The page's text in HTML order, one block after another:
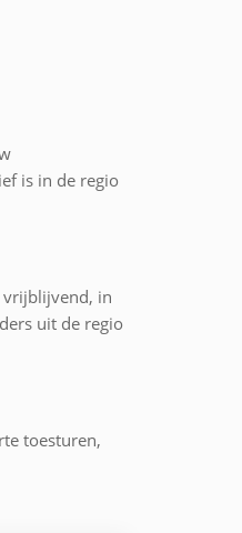
is in de regio
vrijblijvend, in
uit de regio
toesturen,